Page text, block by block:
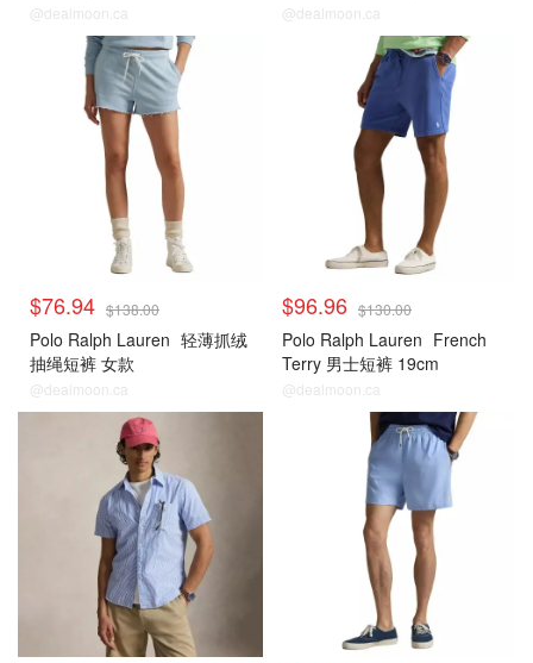
@dealmoon.ca @dealmoon.ca
$76.94 $138.00
Polo Ralph Lauren 轻薄抓绒
抽绳短裤 女款
@dealmoon.ca
$96.96 $130.00
Polo Ralph Lauren French
Terry 男士短裤 19cm
@dealmoon.ca